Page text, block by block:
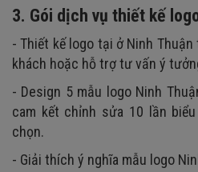
3. Gói dịch vụ thiết kế
- Thiết kế logo tại ở Ninh
khách hoặc hỗ trợ tư vấn ý
- Design 5 mẫu logo Ninh
cam kết chỉnh sửa 10 lần
chọn.
- Giải thích ý nghĩa mẫu logo